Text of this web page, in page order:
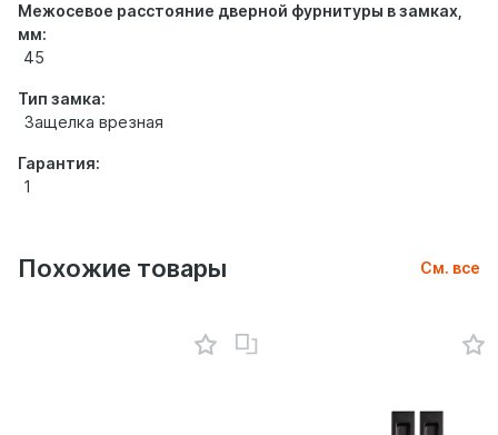
Межосевое расстояние дверной фурнитуры в замках,
мм:
45
Тип замка:
Защелка врезная
Гарантия:
1
Похожие товары См. все